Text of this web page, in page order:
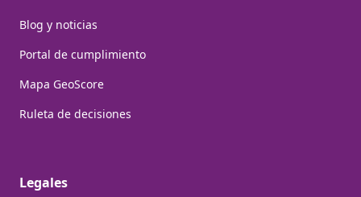
Blog y noticias
Portal de cumplimiento
Mapa GeoScore
Ruleta de decisiones
Legales